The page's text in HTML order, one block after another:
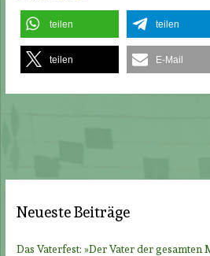
teilen teilen
teilen E-Mail
Neueste Beiträge
Das Vaterfest: »Der Vater der